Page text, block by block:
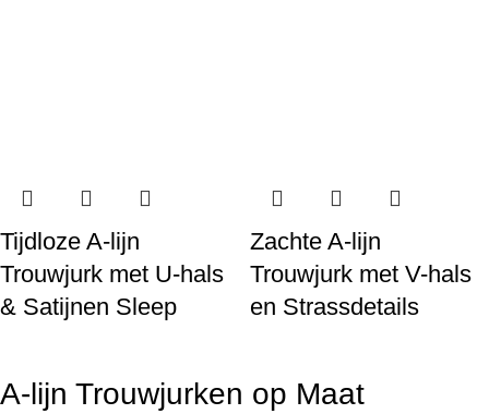
Tijdloze A-lijn
Trouwjurk met U-hals
& Satijnen Sleep
Zachte A-lijn
Trouwjurk met V-hals
en Strassdetails
A-lijn Trouwjurken op Maat